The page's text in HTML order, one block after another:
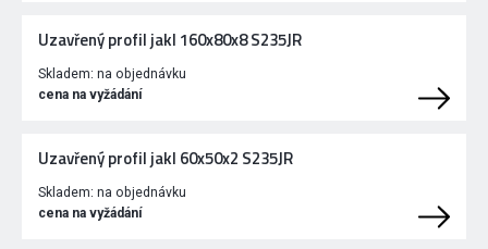
Uzavřený profil jakl 160x80x8 S235JR
Skladem: na objednávku
cena na vyžádání
Uzavřený profil jakl 60x50x2 S235JR
Skladem: na objednávku
cena na vyžádání